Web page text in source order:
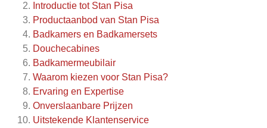
Introductie tot Stan Pisa
Productaanbod van Stan Pisa
Badkamers en Badkamersets
Douchecabines
Badkamermeubilair
Waarom kiezen voor Stan Pisa?
Ervaring en Expertise
Onverslaanbare Prijzen
Uitstekende Klantenservice